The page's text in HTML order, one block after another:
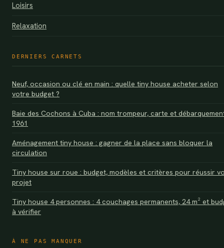
Loisirs
Relaxation
DERNIERS CARNETS
Neuf, occasion ou clé en main : quelle tiny house acheter selon
votre budget ?
Baie des Cochons à Cuba : nom trompeur, carte et
1961
Aménagement tiny house : gagner de la place sans bloquer la
circulation
Tiny house sur roue : budget, modèles et critères pour réussir
projet
Tiny house 4 personnes : 4 couchages permanents, 24 m² et
à vérifier
À NE PAS MANQUER